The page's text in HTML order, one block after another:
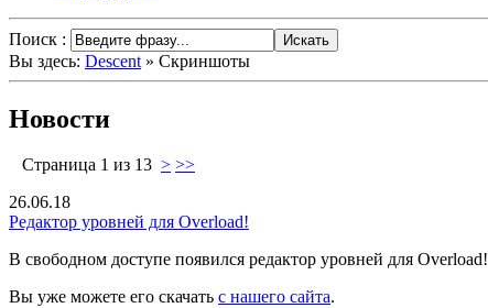
Поиск :
Вы здесь: Descent » Скриншоты
Новости
Страница 1 из 13 > >>
26.06.18
Редактор уровней для Overload!
В свободном доступе появился редактор уровней для Overload!
Вы уже можете его скачать с нашего сайта.